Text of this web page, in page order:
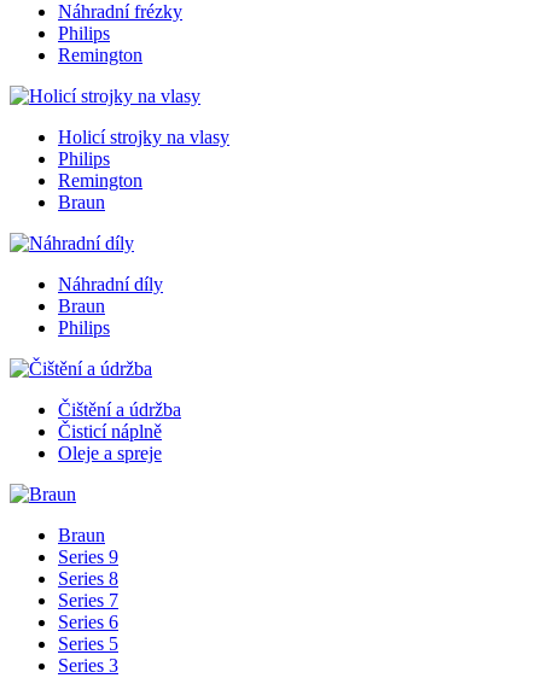
Náhradní frézky
Philips
Remington
Holicí strojky na vlasy
Philips
Remington
Braun
Náhradní díly
Braun
Philips
Čištění a údržba
Čisticí náplně
Oleje a spreje
Braun
Series 9
Series 8
Series 7
Series 6
Series 5
Series 3